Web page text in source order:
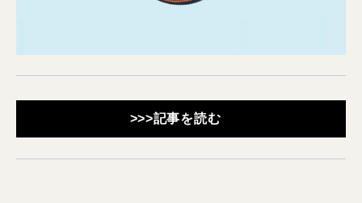
>>>記事を読む